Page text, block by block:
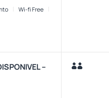
Wi-fi Free
–